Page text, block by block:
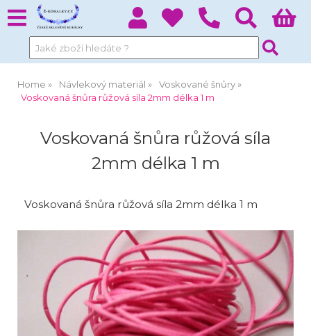
Home Návlekový materiál
Voskované šnůry
Voskovaná šnůra růžová síla 2mm délka 1 m
Voskovaná šnůra růžová síla
2mm délka 1 m
Voskovaná šnůra růžová síla 2mm délka 1 m